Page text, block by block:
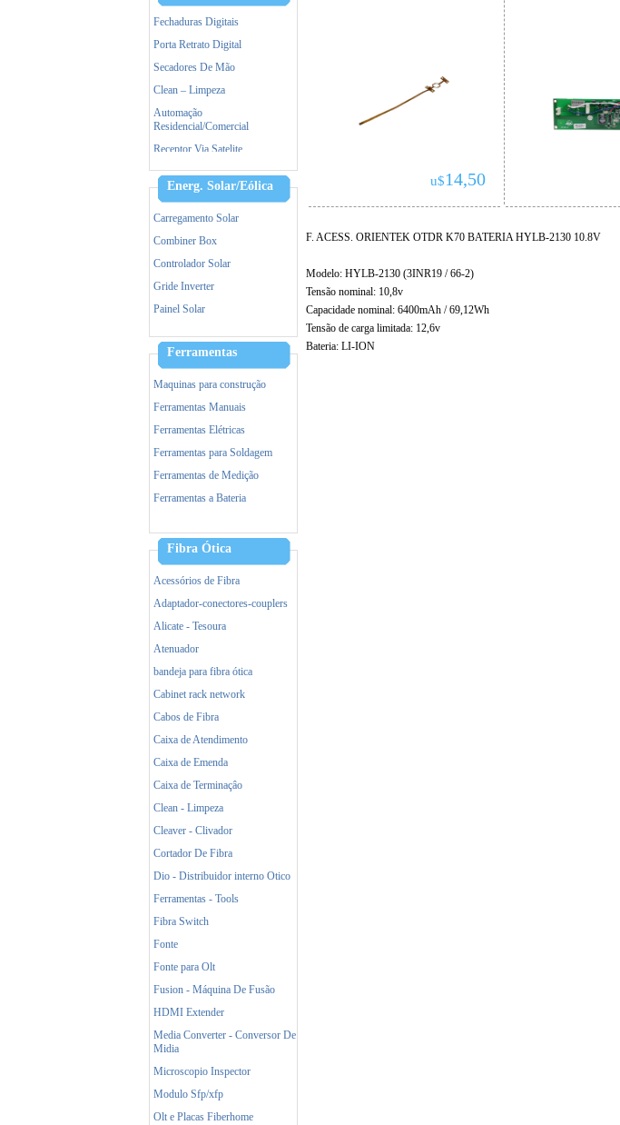
Maquina de Tosa
Fechaduras Digitais
Porta Retrato Digital
Secadores De Mão
Clean – Limpeza
Automação
Residencial/Comercial
Receptor Via Satelite
Ar Condicionado
Triturador De Papel
Accessorios
Energ. Solar/Eólica
Carregamento Solar
Combiner Box
Controlador Solar
Gride Inverter
Painel Solar
Ferramentas
Maquinas para construção
Ferramentas Manuais
Ferramentas Elétricas
Ferramentas para Soldagem
Ferramentas de Medição
Ferramentas a Bateria
Equipamento de Proteção (EPI)
Incêndio
Fibra Ótica
Acessórios de Fibra
Adaptador-conectores-couplers
Alicate - Tesoura
Atenuador
bandeja para fibra ótica
Cabinet rack network
Cabos de Fibra
Caixa de Atendimento
Caixa de Emenda
Caixa de Terminaçâo
Clean - Limpeza
Cleaver - Clivador
Cortador De Fibra
Dio - Distribuidor interno Otico
Ferramentas - Tools
Fibra Switch
Fonte
Fonte para Olt
Fusion - Máquina De Fusão
HDMI Extender
Media Converter - Conversor De
Midia
Microscopio Inspector
Modulo Sfp/xfp
Olt e Placas Fiberhome
u$14,50
F. ACESS. ORIENTEK OTDR K70 BATERIA HYLB-2130 10.8V
Modelo: HYLB-2130 (3INR19 / 66-2)
Tensão nominal: 10,8v
Capacidade nominal: 6400mAh / 69,12Wh
Tensão de carga limitada: 12,6v
Bateria: LI-ION